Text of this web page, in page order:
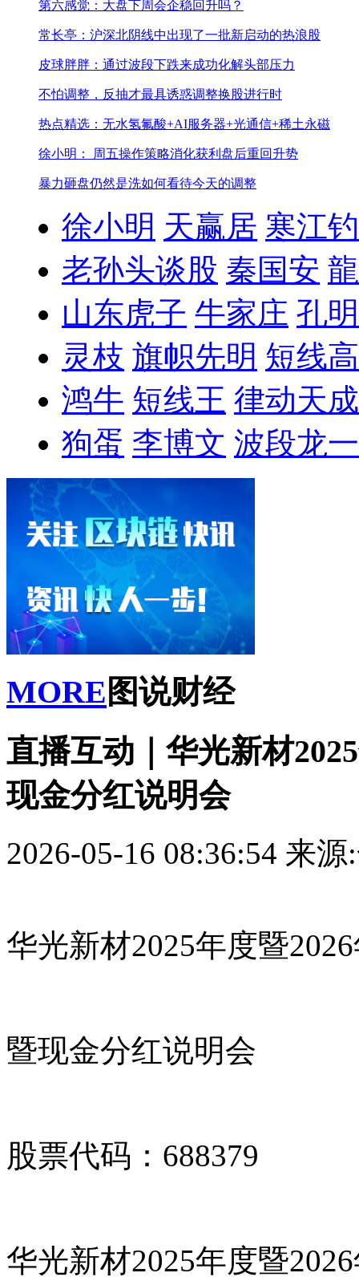
第六感觉：大盘下周会企稳回升吗？
常长亭：沪深北阴线中出现了一批新启动的热浪股
皮球胖胖：通过波段下跌来成功化解头部压力
不怕调整，反抽才最具诱惑调整换股进行时
热点精选：无水氢氟酸+AI服务器+光通信+稀土永磁
徐小明： 周五操作策略消化获利盘后重回升势
暴力砸盘仍然是洗如何看待今天的调整
徐小明 天赢居 寒江
老孙头谈股 秦国安
山东虎子 牛家庄 孔
灵枝 旗帜先明 短线
鸿牛 短线王 律动天成
狗蛋 李博文 波段龙一
MORE 图说财经
直播互动｜华光新材
现金分红说明会
2026-05-16 08:36:54 来源
华光新材2025年度暨
暨现金分红说明会
股票代码：688379
华光新材2025年度暨